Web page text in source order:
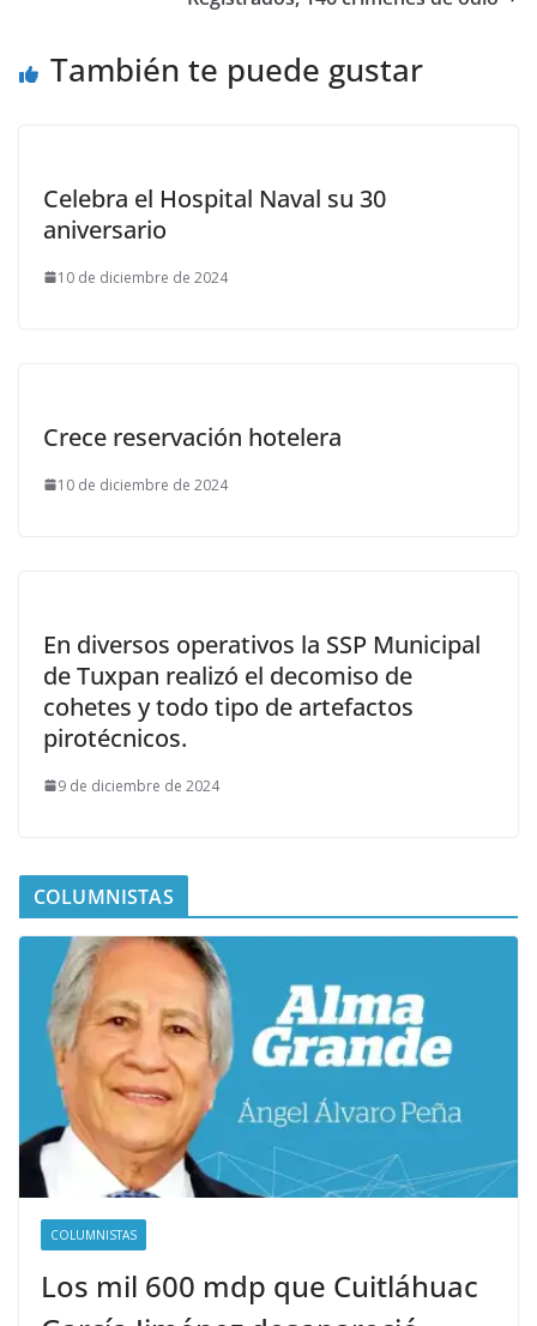
También te puede gustar
Celebra el Hospital Naval su 30
aniversario
10 de diciembre de 2024
Crece reservación hotelera
10 de diciembre de 2024
En diversos operativos la SSP Municipal
de Tuxpan realizó el decomiso de
cohetes y todo tipo de artefactos
pirotécnicos.
9 de diciembre de 2024
COLUMNISTAS
COLUMNISTAS
Los mil 600 mdp que Cuitláhuac